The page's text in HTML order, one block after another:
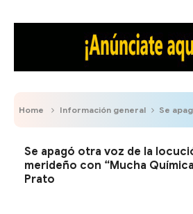
Home Información general Se apagó otra voz de la
Se apagó otra voz de la
merideño con “Mucha
Prato